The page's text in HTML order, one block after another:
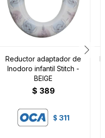
Reductor adaptador de
Inodoro infantil Stitch -
BEIGE
$ 389
$ 311